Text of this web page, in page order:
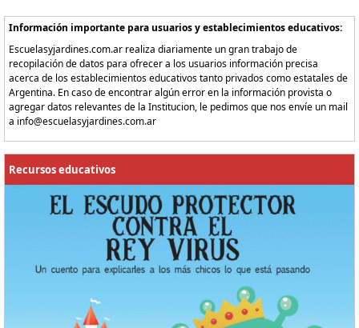
Información importante para usuarios y establecimientos educativos:
Escuelasyjardines.com.ar realiza diariamente un gran trabajo de
recopilación de datos para ofrecer a los usuarios información precisa
acerca de los establecimientos educativos tanto privados como estatales de
Argentina. En caso de encontrar algún error en la información provista o
agregar datos relevantes de la Institucion, le pedimos que nos envíe un mail
a info@escuelasyjardines.com.ar
Recursos educativos